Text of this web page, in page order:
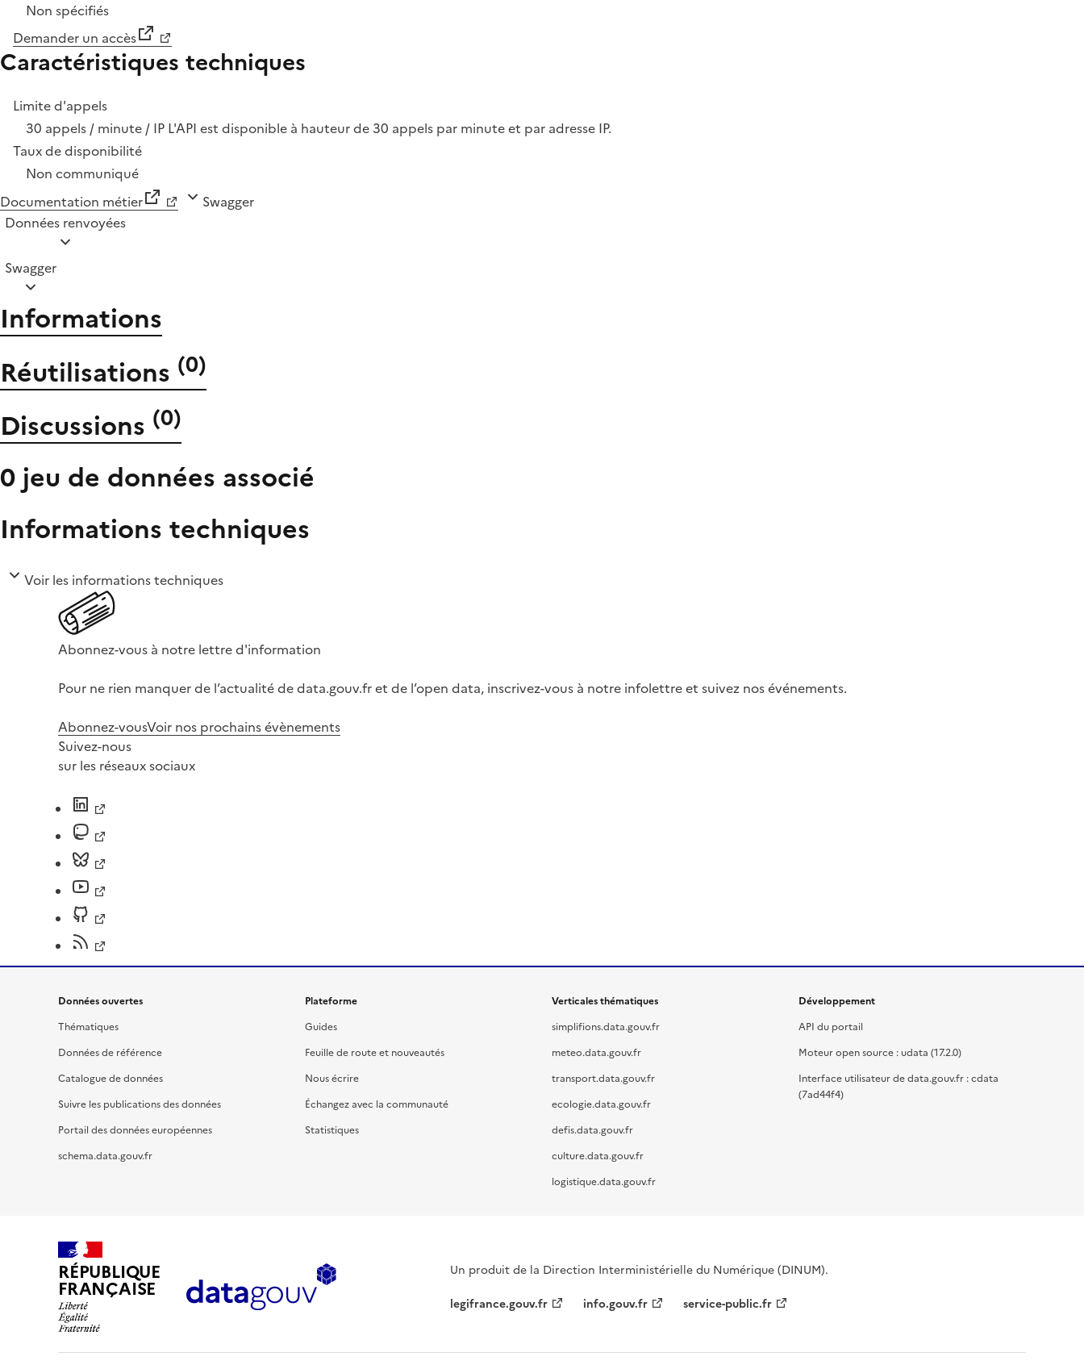
Non spécifiés
Demander un accès
Caractéristiques techniques
Limite d'appels
30 appels / minute / IP L'API est disponible à hauteur de 30 appels par minute et par adresse IP.
Taux de disponibilité
Non communiqué
Documentation métier
Swagger
Données renvoyées
Swagger
Informations
Réutilisations (0)
Discussions (0)
0 jeu de données associé
Informations techniques
Voir les informations techniques
Abonnez-vous à notre lettre d'information
Pour ne rien manquer de l’actualité de data.gouv.fr et de l’open data, inscrivez-vous à notre infolettre et suivez nos événements.
Abonnez-vousVoir nos prochains évènements
Suivez-nous
sur les réseaux sociaux
Données ouvertes
Thématiques
Données de référence
Catalogue de données
Suivre les publications des données
Portail des données européennes
schema.data.gouv.fr
Plateforme
Guides
Feuille de route et nouveautés
Nous écrire
Échangez avec la communauté
Statistiques
Verticales thématiques
simplifions.data.gouv.fr
meteo.data.gouv.fr
transport.data.gouv.fr
ecologie.data.gouv.fr
defis.data.gouv.fr
culture.data.gouv.fr
logistique.data.gouv.fr
Développement
API du portail
Moteur open source : udata (17.2.0)
Interface utilisateur de data.gouv.fr : cdata
(7ad44f4)
RÉPUBLIQUE
FRANÇAISE
Un produit de la Direction Interministérielle du Numérique (DINUM).
legifrance.gouv.fr
info.gouv.fr service-public.fr